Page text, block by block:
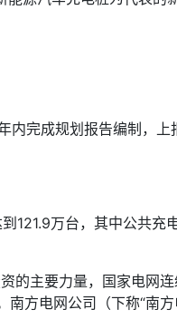
完成规划报告编制，
121.9万台，其中公共
的主要力量，国家电网
方电网公司（下称“南